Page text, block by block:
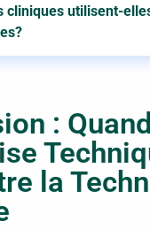
cliniques utilisent-
: Quand
la